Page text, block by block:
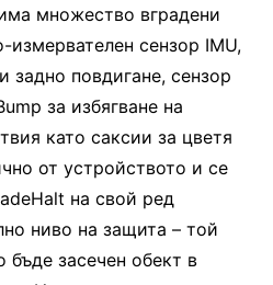
множество вградени
измервателен сензор IMU,
задно повдигане, сензор
за избягване на
като саксии за цветя
от устройството и се
на свой ред
ниво на защита – той
бъде засечен обект в